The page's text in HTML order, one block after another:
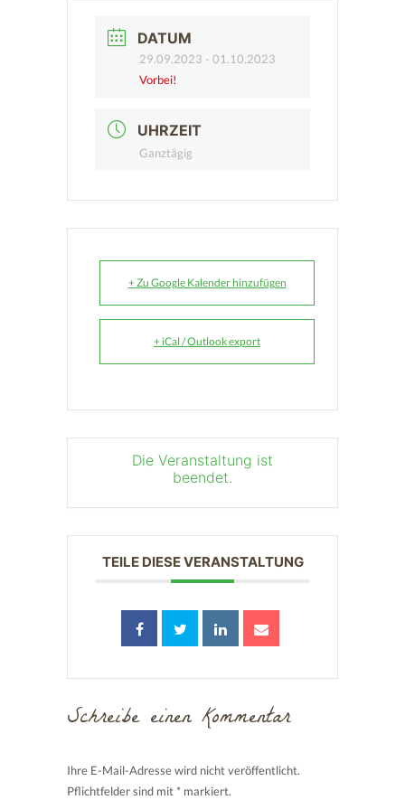
DATUM
29.09.2023 - 01.10.2023
Vorbei!
UHRZEIT
Ganztägig
+ Zu Google Kalender hinzufügen
+ iCal / Outlook export
Die Veranstaltung ist
beendet.
TEILE DIESE VERANSTALTUNG
Schreibe einen Kommentar
Ihre E-Mail-Adresse wird nicht veröffentlicht.
Pflichtfelder sind mit* markiert.